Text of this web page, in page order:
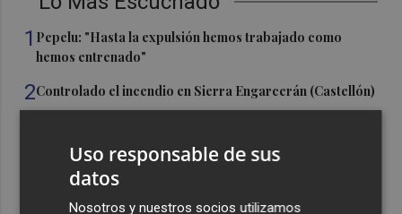
1 Pepelu: "Hasta la expulsión hemos trabajado como
hemos entrenado"
2Controlado el incendio en Sierra Engarcerán (Castellón)
La capacidad de los modelos de IA para burlar la
seguridad alarma a gobiernos y empresas
El eclipse solar dispara el turismo y las búsquedas de
Uso responsable de sus
datos
Nosotros y nuestros socios utilizamos